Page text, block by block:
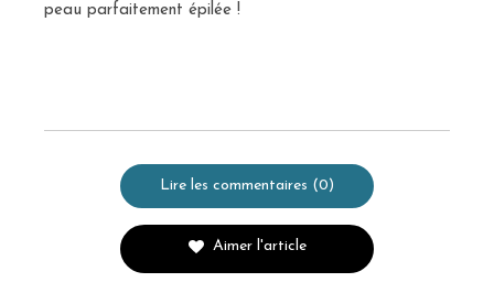
peau parfaitement épilée !
Lire les commentaires (0)
Aimer l'article